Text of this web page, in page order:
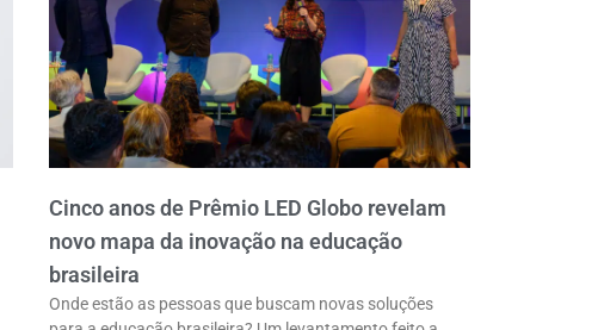
Cinco anos de Prêmio LED Globo revelam
novo mapa da inovação na educação
brasileira
Onde estão as pessoas que buscam novas soluções